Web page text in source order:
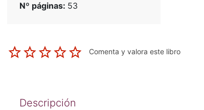
Nº páginas: 53
Comenta y valora este libro
Descripción